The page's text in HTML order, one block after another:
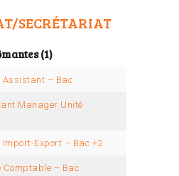
SECRÉTARIAT
(1)
Assistant – Bac
Manager Unité
Export – Bac +2
Comptable – Bac